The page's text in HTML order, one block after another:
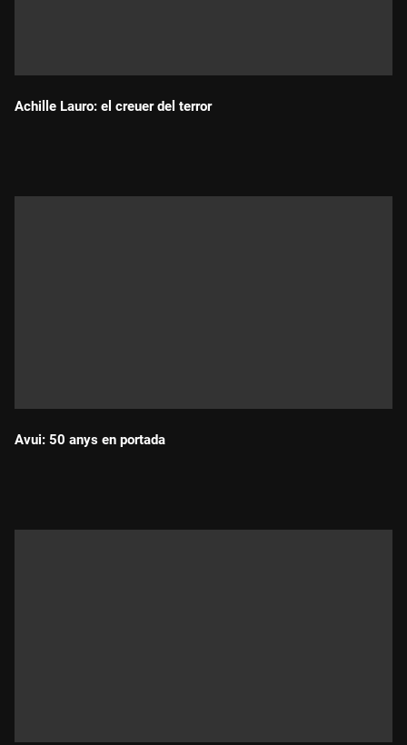
Achille Lauro: el creuer del terror
Avui: 50 anys en portada